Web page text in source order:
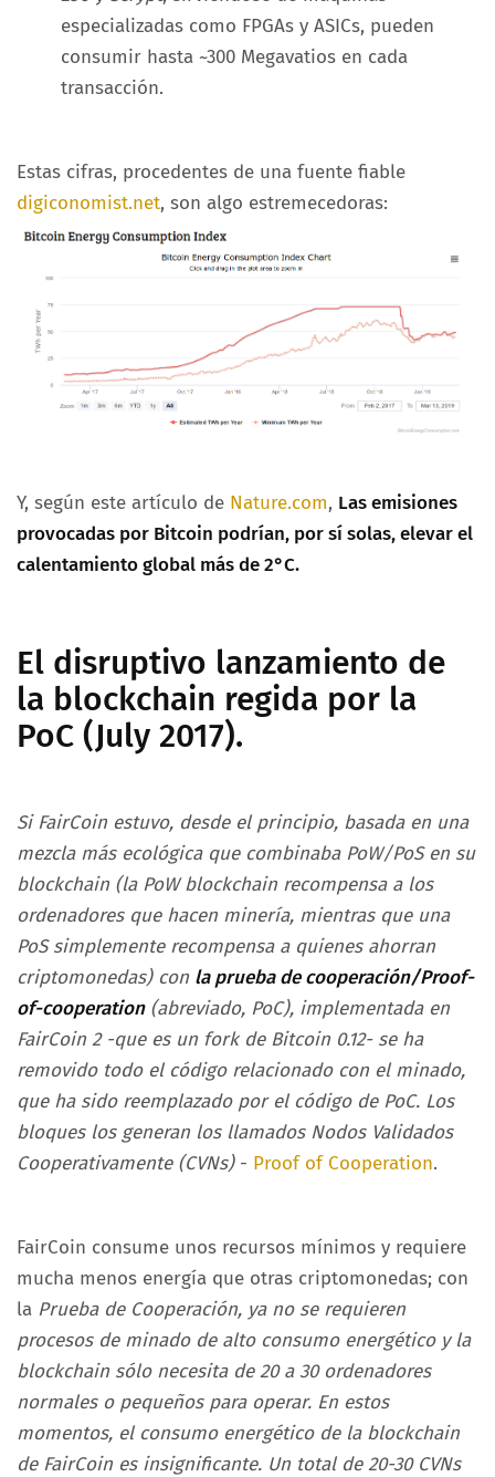
especializadas como FPGAs y ASICs, pueden
consumir hasta ~300 Megavatios en cada
transacción.
Estas cifras, procedentes de una fuente fiable
digiconomist.net, son algo estremecedoras:
Y, según este artículo de Nature.com, Las emisiones
provocadas por Bitcoin podrían, por sí solas, elevar el
calentamiento global más de 2°C.
El disruptivo lanzamiento de
la blockchain regida por la
PoC (July 2017).
Si FairCoin estuvo, desde el principio, basada en una
mezcla más ecológica que combinaba PoW/PoS en su
blockchain (la PoW blockchain recompensa a los
ordenadores que hacen minería, mientras que una
PoS simplemente recompensa a quienes ahorran
criptomonedas) con la prueba de cooperación/Proof-
of-cooperation(abreviado, PoC), implementada en
FairCoin 2 -que es un fork de Bitcoin 0.12- se ha
removido todo el código relacionado con el minado,
que ha sido reemplazado por el código de PoC. Los
bloques los generan los llamados Nodos Validados
Cooperativamente (CVNs)- Proof of Cooperation.
FairCoin consume unos recursos mínimos y requiere
mucha menos energía que otras criptomonedas; con
la Prueba de Cooperación, ya no se requieren
procesos de minado de alto consumo energético y la
blockchain sólo necesita de 20 a 30 ordenadores
normales o pequeños para operar. En estos
momentos, el consumo energético de la blockchain
de FairCoin es insignificante. Un total de 20-30 CVNs